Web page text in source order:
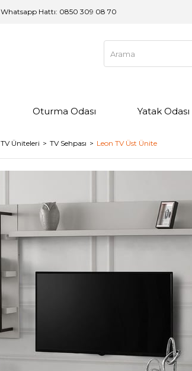
Whatsapp Hattı: 0850 309 08 70
Oturma Odası Yatak Odası
TV Üniteleri TV Sehpası Leon TV Üst Ünite